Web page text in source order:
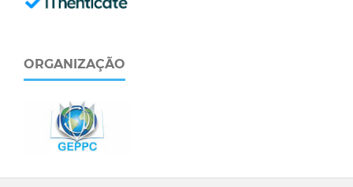
ORGANIZAÇÃO